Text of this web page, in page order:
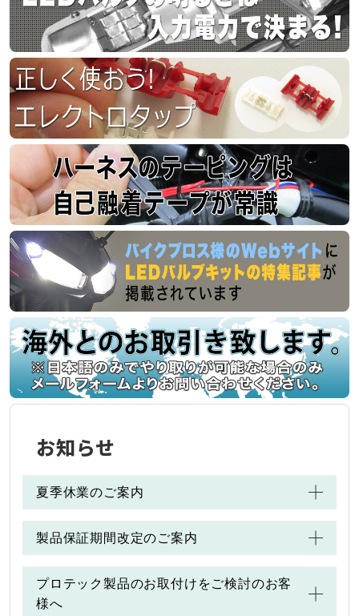
お知らせ
夏季休業のご案内
製品保証期間改定のご案内
プロテック製品のお取付けをご検討のお客
様へ